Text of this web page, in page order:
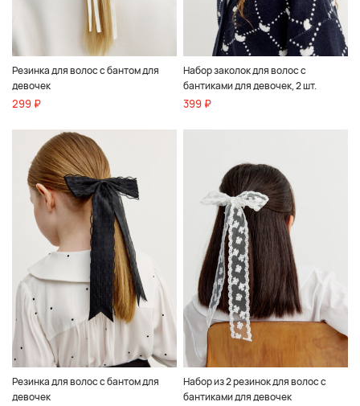
Резинка для волос с бантом для
девочек
299 ₽
Набор заколок для волос с
бантиками для девочек, 2 шт.
399 ₽
Резинка для волос с бантом для
девочек
Набор из 2 резинок для волос с
бантиками для девочек